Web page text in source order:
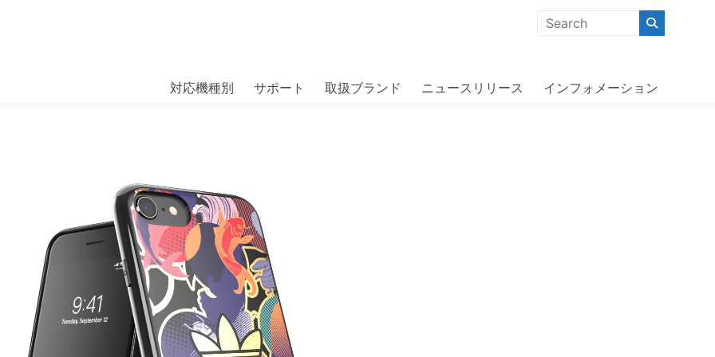
には、日本では珍しい「海外ブランド」をはじめ「ユニークな商品」「機能的な商品」「コストパフォーマンスの高い商
対応機種別 サポート 取扱ブランド ニュースリリース インフォメーション